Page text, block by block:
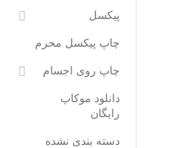
پیکسل
چاپ پیکسل محرم
چاپ روی اجسام
دانلود موکاپ
رایگان
دسته بندی نشده